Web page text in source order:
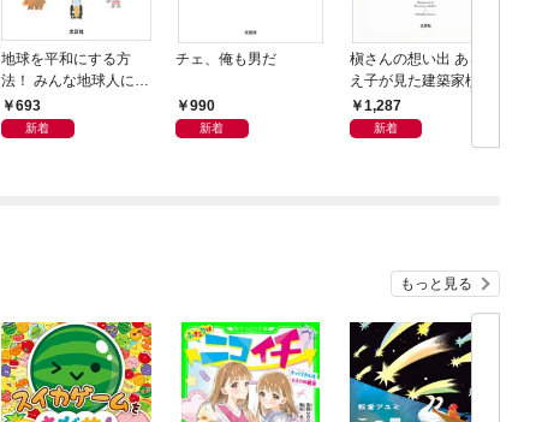
地球を平和にする方
法！ みんな地球人にな
あれ693
新着
チェ、俺も男だ
990
新着
槇さんの想い出 ある教
え子が見た建築家槇文
彦の半生
1,287
新着
もっと見る